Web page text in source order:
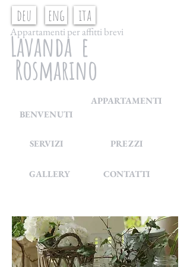
deu eng ita
Lavanda e
Rosmarino
Appartamenti per affitti brevi
BENVENUTI
APPARTAMENTI
SERVIZI PREZZI
GALLERY CONTATTI